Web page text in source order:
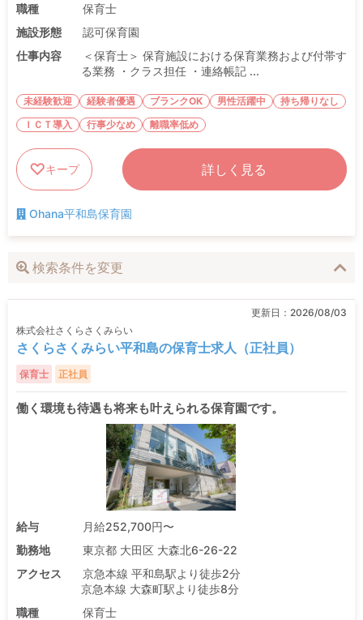
職種
保育士
施設形態
認可保育園
仕事内容
＜保育士＞ 保育施設における保育業務および付帯す
る業務 ・クラス担任 ・連絡帳記 ...
未経験歓迎 経験者優遇 ブランクOK 男性活躍中
持ち帰りなし
ＩＣＴ導入
行事少なめ 離職率低め
キープ 詳しく見る
Ohana平和島保育園
検索条件を変更
更新日： 2026/08/03
株式会社さくらさくみらい
さくらさくみらい平和島の保育士求人（正社員）
保育士 正社員
働く環境も待遇も将来も叶えられる保育園です。
給与
月給252,700円〜
勤務地
東京都 大田区 大森北6-26-22
アクセス
京急本線 平和島駅より徒歩2分
京急本線 大森町駅より徒歩8分
職種
保育士